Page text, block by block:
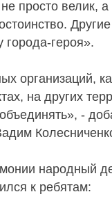
не просто
героя».
организаций,
на других
-
народный
к ребятам: